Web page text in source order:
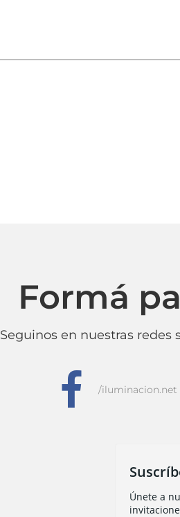
Formá
Seguinos en nuestras
f /iluminacion.net
Únete a